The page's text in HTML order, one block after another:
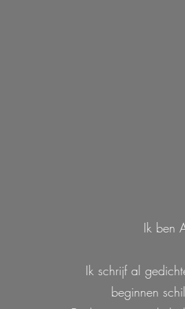
Ik ben
Ik schrijf al
beginnen